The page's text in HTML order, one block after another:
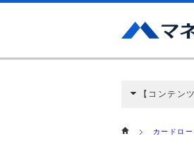
【コンテン
ミ収集などに
カードロー